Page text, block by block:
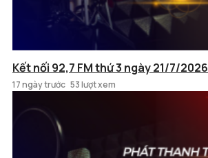
Kết nối 92,7 FM thứ 3 ngày 21/7/2026
17 ngày trước 53 lượt xem